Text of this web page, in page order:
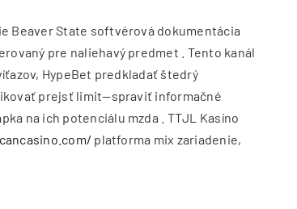
Beaver State softvérová dokumentácia
pre naliehavý predmet . Tento kanál
HypeBet predkladať štedrý
prejsť limit—spraviť informačné
na ich potenciálu mzda . TTJL Kasíno
platforma mix zariadenie,